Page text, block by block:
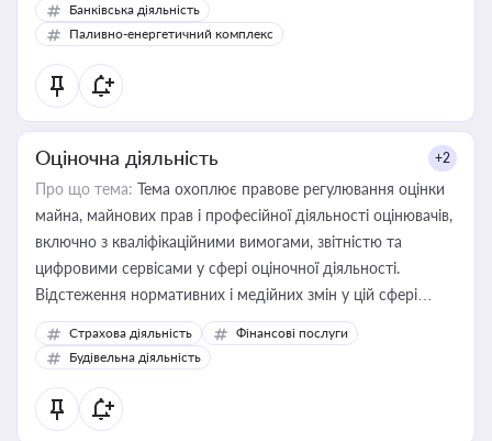
Банківська діяльність
Паливно-енергетичний комплекс
Оціночна діяльність +2
Про що тема: Тема охоплює правове регулювання оцінки
майна, майнових прав і професійної діяльності оцінювачів,
включно з кваліфікаційними вимогами, звітністю та
цифровими сервісами у сфері оціночної діяльності.
Відстеження нормативних і медійних змін у цій сфері
корисне для власника бізнесу, керівника, юриста або
бухгалтера під час оподаткування, приватизації, оренди
державного майна, корпоративних угод і перевірки
статусу суб'єктів оціночної діяльності
Страхова діяльність
Фінансові послуги
Будівельна діяльність